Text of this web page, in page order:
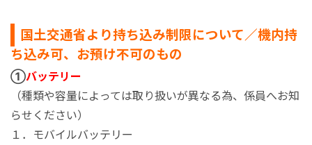
国土交通省より持ち込み制限について／機内持
ち込み可、お預け不可のもの
①バッテリー
（種類や容量によっては取り扱いが異なる為、係員へお知
らせください）
１．モバイルバッテリー